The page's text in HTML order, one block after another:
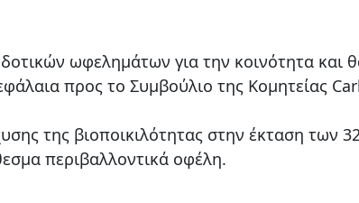
ωφελημάτων για την κοινότητα και
προς το Συμβούλιο της Κομητείας
της βιοποικιλότητας στην έκταση των
περιβαλλοντικά οφέλη.